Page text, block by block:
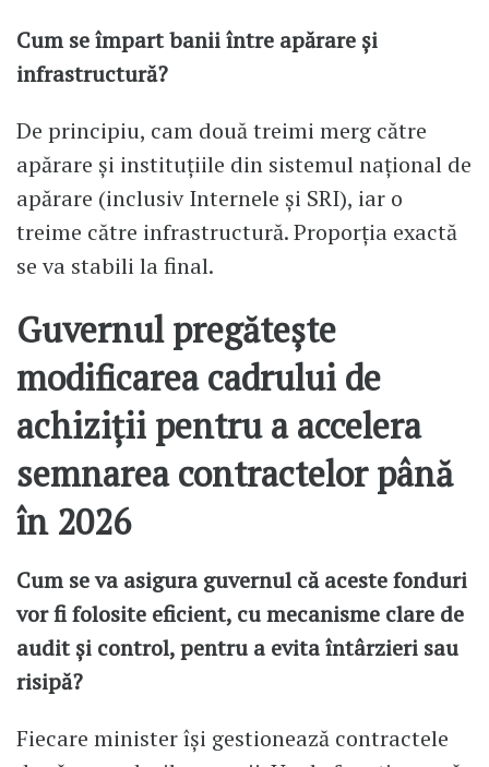
Cum se împart banii între apărare și
infrastructură?
De principiu, cam două treimi merg către
apărare și instituțiile din sistemul național de
apărare (inclusiv Internele și SRI), iar o
treime către infrastructură. Proporția exactă
se va stabili la final.
Guvernul pregătește
modificarea cadrului de
achiziții pentru a accelera
semnarea contractelor până
în 2026
Cum se va asigura guvernul că aceste fonduri
vor fi folosite eficient, cu mecanisme clare de
audit și control, pentru a evita întârzieri sau
risipă?
Fiecare minister își gestionează contractele